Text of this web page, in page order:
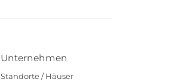
Unternehmen
Standorte / Häuser